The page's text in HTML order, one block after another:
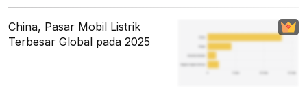
China, Pasar Mobil Listrik
Terbesar Global pada 2025